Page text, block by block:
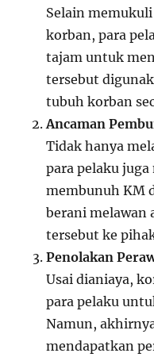
Selain
korban, para
tajam untuk
tersebut
tubuh korban
Ancaman
Tidak hanya
para pelaku
membunuh KM
berani melawan
tersebut ke
Penolakan
Usai dianiaya,
para pelaku
Namun,
mendapatkan